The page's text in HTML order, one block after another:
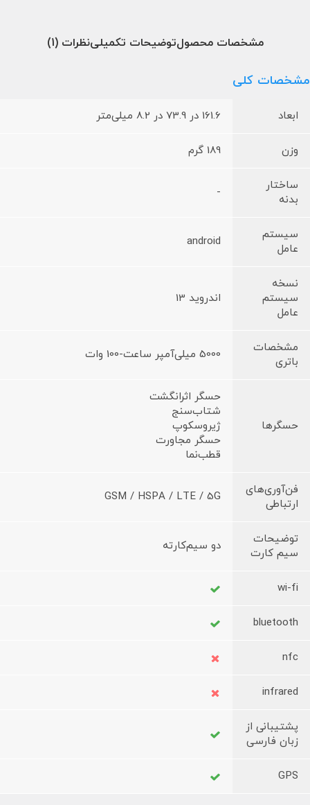
مشخصات محصولتوضیحات تکمیلینظرات (1)
مشخصات کلی
ابعاد 161.6 در 73.9 در 8.2 میلی‌متر
وزن 189 گرم
ساختار
بدنه
-
سیستم
عامل
android
نسخه
سیستم
عامل
اندروید 13
مشخصات
باتری
5000 میلی‌آمپر ساعت-100 وات
حسگرها
حسگر اثرانگشت
شتاب‌سنج
ژیروسکوپ
حسگر مجاورت
قطب‌نما
فن‌آوری‌های
ارتباطی
GSM / HSPA / LTE / 5G
توضیحات
سیم کارت
دو سیم‌کارته
wi-fi
bluetooth
nfc
infrared
پشتیبانی از
زبان فارسی
GPS